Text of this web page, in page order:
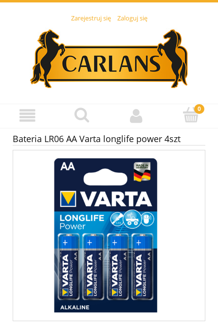
Zarejestruj się Zaloguj się
Bateria LR06 AA Varta longlife power 4szt